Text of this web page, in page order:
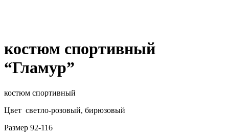
костюм спортивный
“Гламур”
костюм спортивный
Цвет светло-розовый, бирюзовый
Размер 92-116